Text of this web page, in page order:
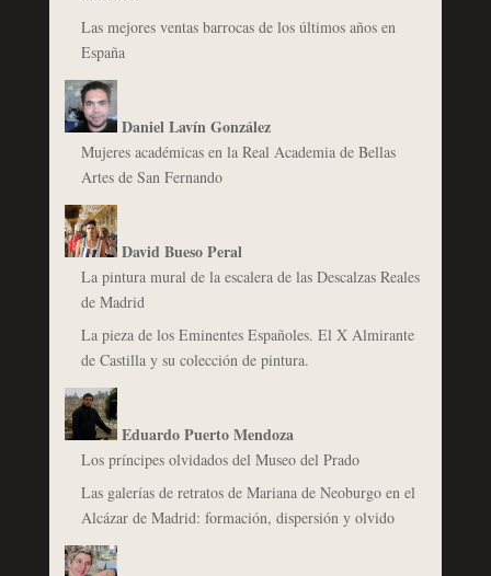
Las mejores ventas barrocas de los últimos años en
España
Daniel Lavín González
Mujeres académicas en la Real Academia de Bellas
Artes de San Fernando
David Bueso Peral
La pintura mural de la escalera de las Descalzas Reales
de Madrid
La pieza de los Eminentes Españoles. El X Almirante
de Castilla y su colección de pintura.
Eduardo Puerto Mendoza
Los príncipes olvidados del Museo del Prado
Las galerías de retratos de Mariana de Neoburgo en el
Alcázar de Madrid: formación, dispersión y olvido